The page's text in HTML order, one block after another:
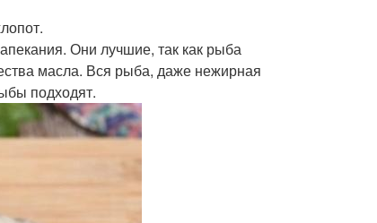
Они лучшие, так как рыба
масла. Вся рыба, даже нежирная
подходят.